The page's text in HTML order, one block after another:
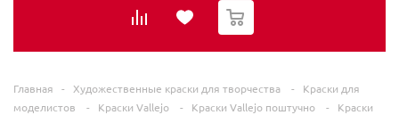
Главная - Художественные краски для творчества -
Краски для
моделистов
- Краски Vallejo - Краски Vallejo поштучно -
Краски